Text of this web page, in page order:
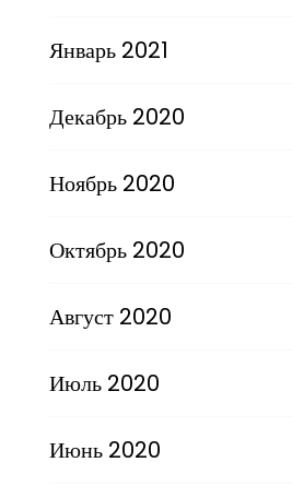
Январь 2021
Декабрь 2020
Ноябрь 2020
Октябрь 2020
Август 2020
Июль 2020
Июнь 2020